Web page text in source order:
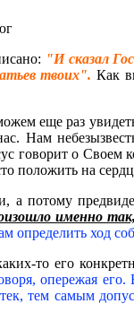
"И сказал
твоих". Как
еще раз
Нам
говорит о Своем
положить на
а потому
именно
определить ход
то его
опережая
тем самым